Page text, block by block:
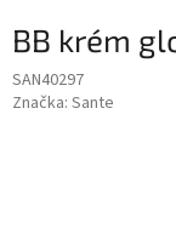
BB krém
SAN40297
Značka: Sante